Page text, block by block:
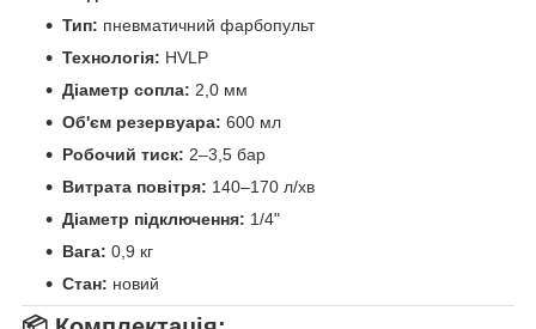
Тип: пневматичний фарбопульт
Технологія: HVLP
Діаметр сопла: 2,0 мм
Об'єм резервуара: 600 мл
Робочий тиск: 2–3,5 бар
Витрата повітря: 140–170 л/хв
Діаметр підключення: 1/4"
Вага: 0,9 кг
Стан: новий